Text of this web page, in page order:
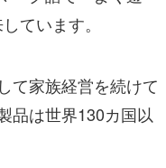
ています。
て家族経営を続けて
品は世界130カ国以